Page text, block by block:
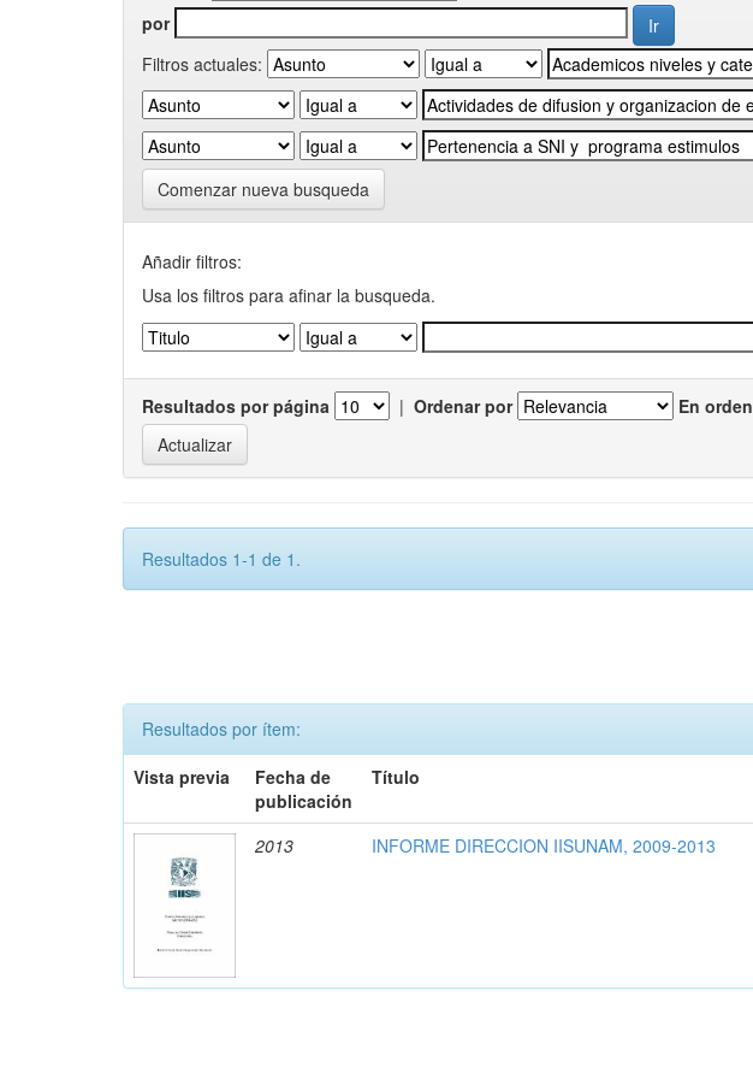
por
Filtros actuales:
Comenzar nueva busqueda
Añadir filtros:
Usa los filtros para afinar la busqueda.
Resultados por página | Ordenar por En orden
Resultados 1-1 de 1.
Resultados por ítem:
Vista previa
Fecha de
publicación
Título
2013 INFORME DIRECCION IISUNAM, 2009-2013